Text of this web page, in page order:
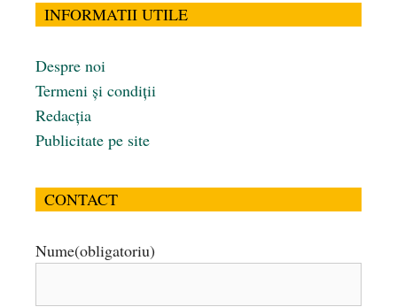
INFORMATII UTILE
Despre noi
Termeni și condiții
Redacția
Publicitate pe site
CONTACT
Nume(obligatoriu)